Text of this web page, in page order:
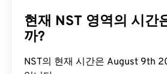
현재 NST 영역의 시간
까?
NST의 현재 시간은 August 9th